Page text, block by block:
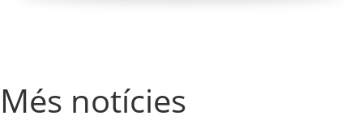
Més notícies